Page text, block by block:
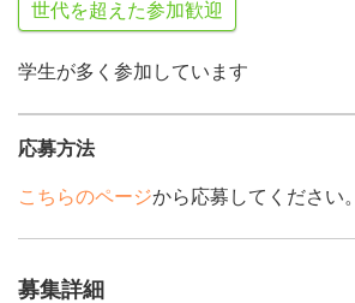
世代を超えた参加歓迎
学生が多く参加しています
応募方法
こちらのページから応募してください。
募集詳細